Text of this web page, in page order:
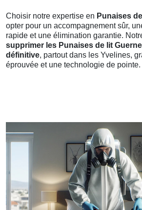
Choisir notre expertise en Punaises
opter pour un accompagnement sûr,
rapide et une élimination garantie.
supprimer les Punaises de lit
définitive, partout dans les Yvelines,
éprouvée et une technologie de pointe.